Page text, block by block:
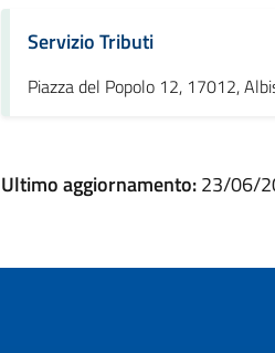
Servizio Tributi
Piazza del Popolo 12, 17012,
Ultimo aggiornamento:23/06/